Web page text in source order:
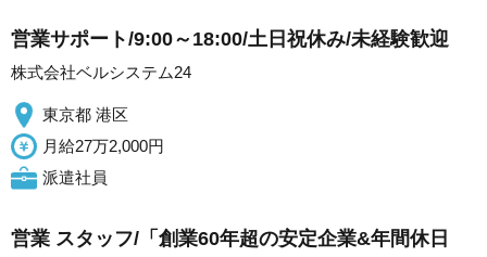
営業サポート/9:00～18:00/土日祝休み/未経験歓迎
株式会社ベルシステム24
東京都 港区
月給27万2,000円
派遣社員
営業 スタッフ/「創業60年超の安定企業&年間休日